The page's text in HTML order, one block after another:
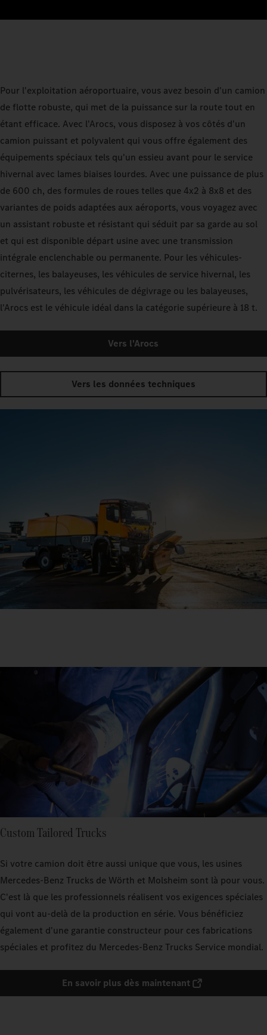
Pour l'exploitation aéroportuaire, vous avez besoin d'un camion
de flotte robuste, qui met de la puissance sur la route tout en
étant efficace. Avec l'Arocs, vous disposez à vos côtés d'un
camion puissant et polyvalent qui vous offre également des
équipements spéciaux tels qu'un essieu avant pour le service
hivernal avec lames biaises lourdes. Avec une puissance de plus
de 600 ch, des formules de roues telles que 4x2 à 8x8 et des
variantes de poids adaptées aux aéroports, vous voyagez avec
un assistant robuste et résistant qui séduit par sa garde au sol
et qui est disponible départ usine avec une transmission
intégrale enclenchable ou permanente. Pour les véhicules-
citernes, les balayeuses, les véhicules de service hivernal, les
pulvérisateurs, les véhicules de dégivrage ou les balayeuses,
l'Arocs est le véhicule idéal dans la catégorie supérieure à 18 t.
Vers l'Arocs
Vers les données techniques
Custom Tailored Trucks
Si votre camion doit être aussi unique que vous, les usines
Mercedes‑Benz Trucks de Wörth et Molsheim sont là pour vous.
C'est là que les professionnels réalisent vos exigences spéciales
qui vont au-delà de la production en série. Vous bénéficiez
également d'une garantie constructeur pour ces fabrications
spéciales et profitez du Mercedes‑Benz Trucks Service mondial.
En savoir plus dès maintenant